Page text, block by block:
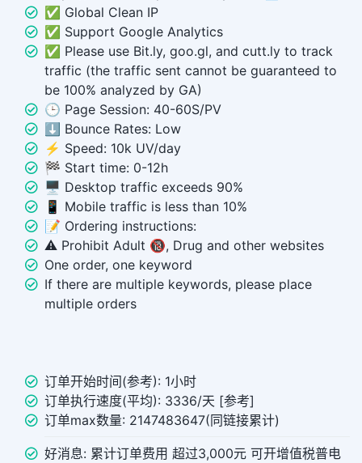
✅ Global Clean IP
✅ Support Google Analytics
✅ Please use Bit.ly, goo.gl, and cutt.ly to track
traffic (the traffic sent cannot be guaranteed to
be 100% analyzed by GA)
🕒 Page Session: 40-60S/PV
⬇️ Bounce Rates: Low
⚡ Speed: 10k UV/day
🏁 Start time: 0-12h
🖥️ Desktop traffic exceeds 90%
📱 Mobile traffic is less than 10%
📝 Ordering instructions:
⚠️ Prohibit Adult 🔞, Drug and other websites
One order, one keyword
If there are multiple keywords, please place
multiple orders
订单开始时间(参考): 1小时
订单执行速度(平均): 3336/天 [参考]
订单max数量: 2147483647(同链接累计)
好消息: 累计订单费用 超过3,000元 可开增值税普电